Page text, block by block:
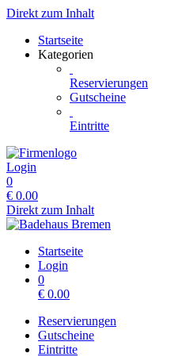
Direkt zum Inhalt
Startseite
Kategorien
Reservierungen
Gutscheine
Eintritte
Login
0
€ 0.00
Direkt zum Inhalt
Startseite
Login
0
€ 0.00
Reservierungen
Gutscheine
Eintritte